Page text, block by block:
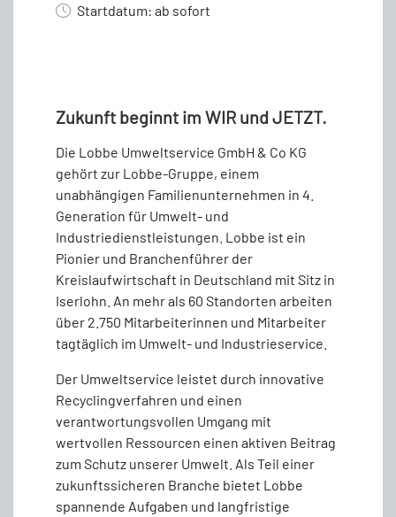
Startdatum: ab sofort
Zukunft beginnt im WIR und JETZT.
Die Lobbe Umweltservice GmbH & Co KG
gehört zur Lobbe-Gruppe, einem
unabhängigen Familienunternehmen in 4.
Generation für Umwelt- und
Industriedienstleistungen. Lobbe ist ein
Pionier und Branchenführer der
Kreislaufwirtschaft in Deutschland mit Sitz in
Iserlohn. An mehr als 60 Standorten arbeiten
über 2.750 Mitarbeiterinnen und Mitarbeiter
tagtäglich im Umwelt- und Industrieservice.
Der Umweltservice leistet durch innovative
Recyclingverfahren und einen
verantwortungsvollen Umgang mit
wertvollen Ressourcen einen aktiven Beitrag
zum Schutz unserer Umwelt. Als Teil einer
zukunftssicheren Branche bietet Lobbe
spannende Aufgaben und langfristige